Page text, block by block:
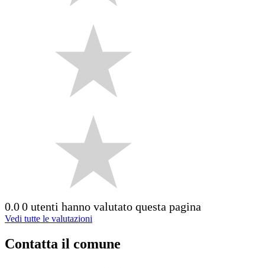
0.00 utenti hanno valutato questa pagina
Vedi tutte le valutazioni
Contatta il comune